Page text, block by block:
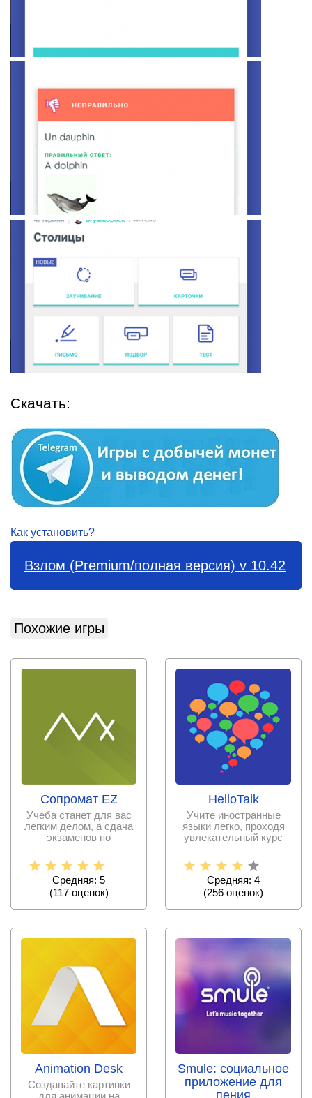
Скачать:
Как установить?
Взлом (Premium/полная версия) v 10.42
Похожие игры
Сопромат EZ
Учеба станет для вас
легким делом, а сдача
экзаменов по
успешно,
Средняя: 5
(117оценок)
HelloTalk
Учите иностранные
языки легко, проходя
увлекательный курс
Средняя: 4
(256 оценок)
Animation Desk
Создавайте картинки
для анимации на
Smule: социальное
приложение для
пения